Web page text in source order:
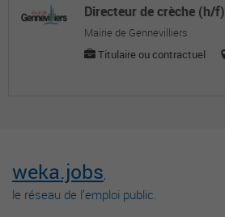
Directeur de crèche (h/f)
Mairie de Gennevilliers
Titulaire ou contractuel
weka.jobs,
le réseau de l’emploi public.